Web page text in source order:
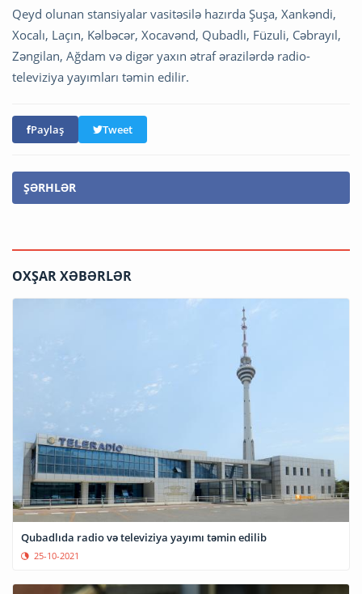
Qeyd olunan stansiyalar vasitəsilə hazırda Şuşa, Xankəndi,
Xocalı, Laçın, Kəlbəcər, Xocavənd, Qubadlı, Füzuli, Cəbrayıl,
Zəngilan, Ağdam və digər yaxın ətraf ərazilərdə radio-
televiziya yayımları təmin edilir.
Paylaş Tweet
ŞƏRHLƏR
OXŞAR XƏBƏRLƏR
Qubadlıda radio və televiziya yayımı təmin edilib
25-10-2021